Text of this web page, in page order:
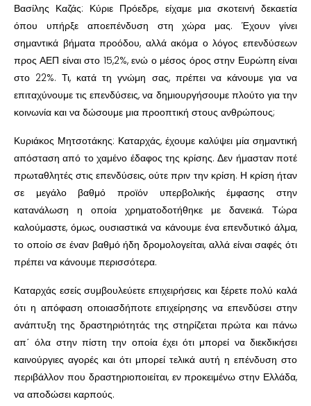
Βασίλης Καζάς: Κύριε Πρόεδρε, είχαμε μια σκοτεινή δεκαετία
όπου υπήρξε αποεπένδυση στη χώρα μας. Έχουν γίνει
σημαντικά βήματα προόδου, αλλά ακόμα ο λόγος επενδύσεων
προς ΑΕΠ είναι στο 15,2%, ενώ ο μέσος όρος στην Ευρώπη είναι
στο 22%. Τι, κατά τη γνώμη σας, πρέπει να κάνουμε για να
επιταχύνουμε τις επενδύσεις, να δημιουργήσουμε πλούτο για την
κοινωνία και να δώσουμε μια προοπτική στους ανθρώπους;
Κυριάκος Μητσοτάκης: Καταρχάς, έχουμε καλύψει μία σημαντική
απόσταση από το χαμένο έδαφος της κρίσης. Δεν ήμασταν ποτέ
πρωταθλητές στις επενδύσεις, ούτε πριν την κρίση. Η κρίση ήταν
σε μεγάλο βαθμό προϊόν υπερβολικής έμφασης στην
κατανάλωση η οποία χρηματοδοτήθηκε με δανεικά. Τώρα
καλούμαστε, όμως, ουσιαστικά να κάνουμε ένα επενδυτικό άλμα,
το οποίο σε έναν βαθμό ήδη δρομολογείται, αλλά είναι σαφές ότι
πρέπει να κάνουμε περισσότερα.
Καταρχάς εσείς συμβουλεύετε επιχειρήσεις και ξέρετε πολύ καλά
ότι η απόφαση οποιασδήποτε επιχείρησης να επενδύσει στην
ανάπτυξη της δραστηριότητάς της στηρίζεται πρώτα και πάνω
απ΄ όλα στην πίστη την οποία έχει ότι μπορεί να διεκδικήσει
καινούργιες αγορές και ότι μπορεί τελικά αυτή η επένδυση στο
περιβάλλον που δραστηριοποιείται, εν προκειμένω στην Ελλάδα,
να αποδώσει καρπούς.